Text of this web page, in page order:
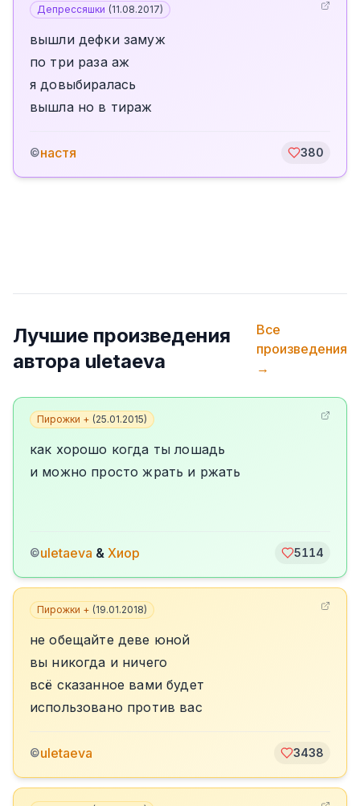
Депрессяшки (11.08.2017)
вышли дефки замуж
по три раза аж
я довыбиралась
вышла но в тираж
©настя 380
Лучшие произведения
автора uletaeva
Все
произведения
→
Пирожки + (25.01.2015)
как хорошо когда ты лошадь
и можно просто жрать и ржать
©uletaeva & Хиор 5114
Пирожки + (19.01.2018)
не обещайте деве юной
вы никогда и ничего
всё сказанное вами будет
использовано против вас
©uletaeva 3438